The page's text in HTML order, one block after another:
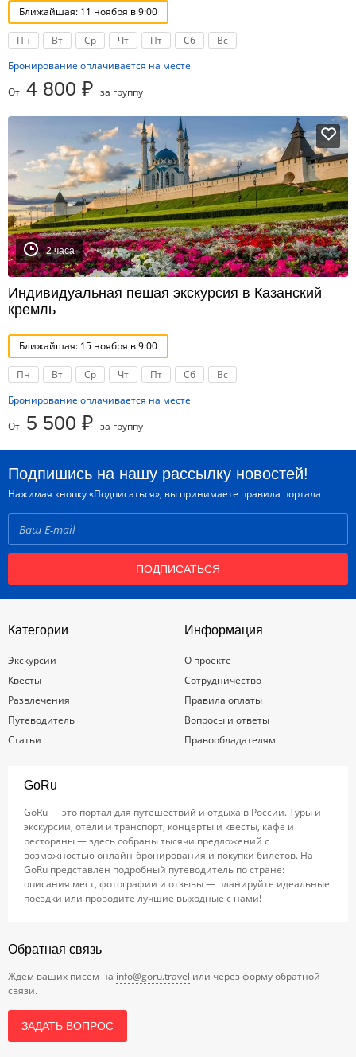
Ближайшая: 11 ноября в 9:00
Пн Вт Ср Чт Пт Сб
Вс
Бронирование оплачивается на месте
От 4 800 ₽ за группу
2 часа
Индивидуальная пешая экскурсия в Казанский
кремль
Ближайшая: 15 ноября в 9:00
Пн Вт Ср Чт Пт Сб
Вс
Бронирование оплачивается на месте
От 5 500 ₽ за группу
Подпишись на нашу рассылку новостей!
Нажимая кнопку «Подписаться», вы принимаете правила портала
ПОДПИСАТЬСЯ
Категории
Экскурсии
Квесты
Развлечения
Путеводитель
Статьи
Информация
О проекте
Сотрудничество
Правила оплаты
Вопросы и ответы
Правообладателям
GoRu
GoRu — это портал для путешествий и отдыха в России. Туры и
экскурсии, отели и транспорт, концерты и квесты, кафе и
рестораны — здесь собраны тысячи предложений с
возможностью онлайн-бронирования и покупки билетов. На
GoRu представлен подробный путеводитель по стране:
описания мест, фотографии и отзывы — планируйте идеальные
поездки или проводите лучшие выходные с нами!
Обратная связь
Ждем ваших писем на info@goru.travel или через форму обратной
связи.
ЗАДАТЬ ВОПРОС